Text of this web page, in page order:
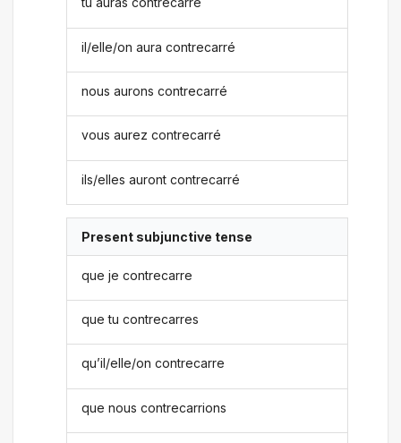
il/elle/on aura contrecarré
nous aurons contrecarré
vous aurez contrecarré
ils/elles auront contrecarré
Present subjunctive tense
que je contrecarre
que tu contrecarres
qu’il/elle/on contrecarre
que nous contrecarrions